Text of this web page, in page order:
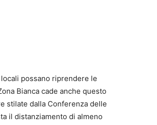
possano riprendere le
Bianca cade anche questo
stilate dalla Conferenza delle
il distanziamento di almeno